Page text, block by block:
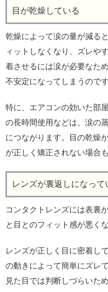
目が乾燥している
乾燥によって涙の量が減る
ィットしなくなり、ズレや
着させるには涙が必要なた
不安定になってしまうのです
特に、エアコンの効いた部
の長時間使用などは、涙の
につながります。目の乾燥
が正しく矯正されない場合
レンズが裏返しになって
コンタクトレンズには表裏
と目とのフィット感が悪く
レンズが正しく目に密着し
の動きによって簡単にズレ
見た目では判断しづらいた